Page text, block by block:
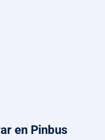
en Pinbus